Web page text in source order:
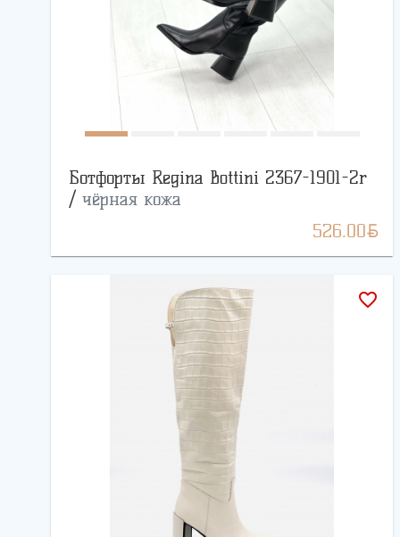
Ботфорты Regina Bottini 2367-1901-2r
/ чёрная кожа
526.00BYN
favorite_border